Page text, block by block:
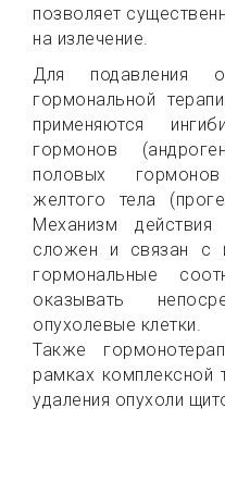
позволяет
на излечение.
Для подавления
гормональной
применяются
гормонов
половых
желтого тела
Механизм действия
сложен и связан с
гормональные
оказывать
опухолевые клетки.
Также
рамках комплексной
удаления опухоли